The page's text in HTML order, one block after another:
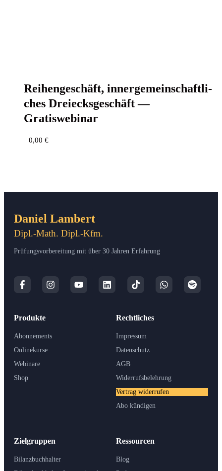
Rei­hen­ge­schäft, inner­ge­mein­schaft­li­
ches Drei­ecks­ge­schäft —
Gratiswebinar
0,00 €
Daniel Lambert
Dipl.-Math. Dipl.-Kfm.
Prüfungsvorbereitung mit über 30 Jahren Erfahrung
Produkte
Abonnements
Onlinekurse
Webinare
Shop
Zielgruppen
Bilanzbuchhalter
Ressourcen
Blog
Rechtliches
Impressum
Datenschutz
AGB
Widerrufsbelehrung
Vertrag widerrufen
Abo kündigen